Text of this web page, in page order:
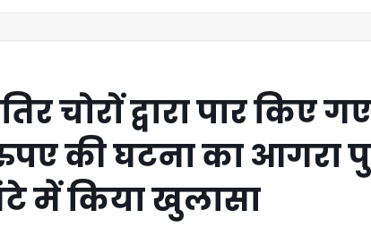
चोरों द्वारा पार किए गए
की घटना का आगरा
में किया खुलासा